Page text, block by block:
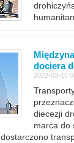
dociera
2022-03-15
diecezji
marca do